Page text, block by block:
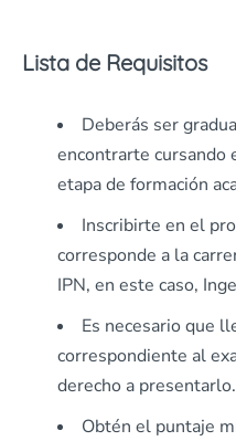
Lista de Requisitos
Deberás ser
encontrarte
etapa de formación
Inscribirte en el
corresponde a la
IPN, en este caso,
Es necesario que
correspondiente al
derecho a presentarlo.
Obtén el puntaje